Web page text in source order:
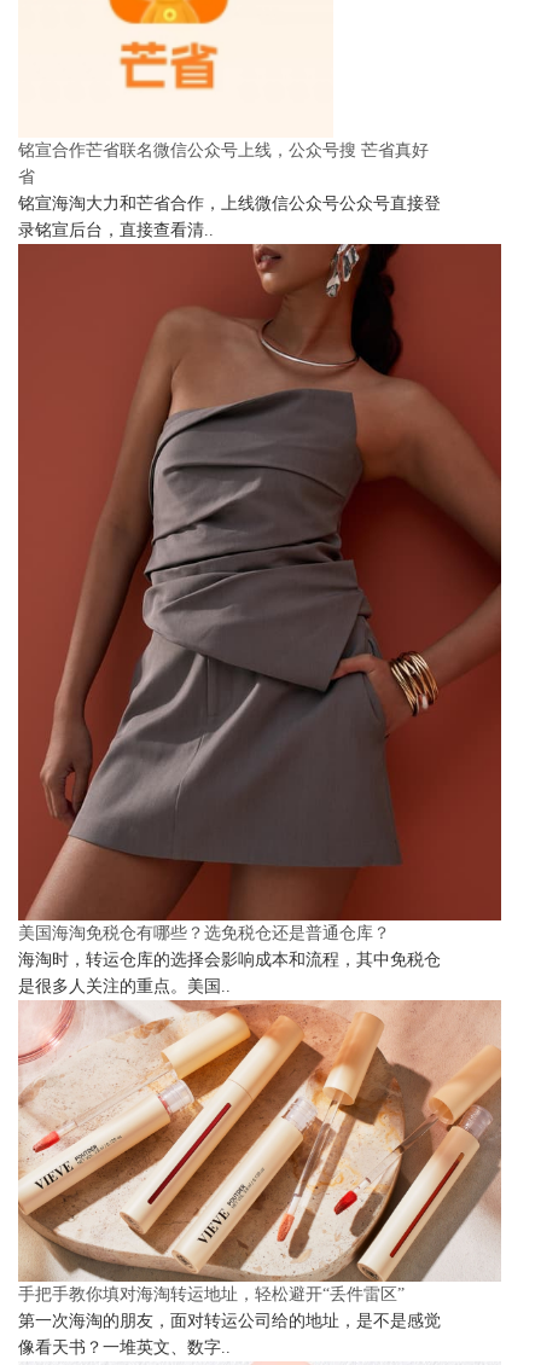
铭宣合作芒省联名微信公众号上线，公众号搜 芒省真好
省
铭宣海淘大力和芒省合作，上线微信公众号公众号直接登
录铭宣后台，直接查看清..
美国海淘免税仓有哪些？选免税仓还是普通仓库？
海淘时，转运仓库的选择会影响成本和流程，其中免税仓
是很多人关注的重点。美国..
手把手教你填对海淘转运地址，轻松避开“丢件雷区”
第一次海淘的朋友，面对转运公司给的地址，是不是感觉
像看天书？一堆英文、数字..